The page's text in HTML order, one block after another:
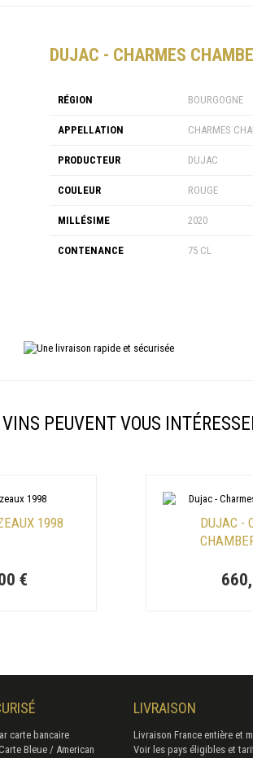
DUJAC - CHARMES
RÉGION BOURGOGNE
APPELLATION CHARMES
PRODUCTEUR DUJAC
COULEUR ROUGE
MILLÉSIME 2020
CONTENANCE 75 CL
PEUVENT VOUS
1998
€
DUJAC -
carte bancaire
Bleue / American
LIVRAISON
Livraison France entière et
Voir les pays éligibles et